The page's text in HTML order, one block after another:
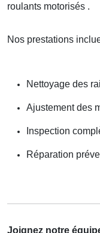
roulants motorisés .
Nos prestations
Nettoyage des
Ajustement des
Inspection
Réparation
Joignez notre